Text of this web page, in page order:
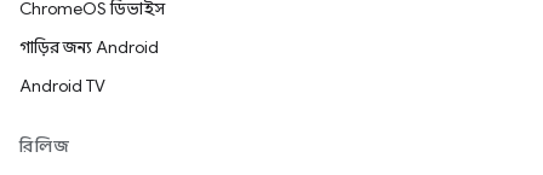
ChromeOS ডিভাইস
গাড়ির জন্য Android
Android TV
রিলিজ